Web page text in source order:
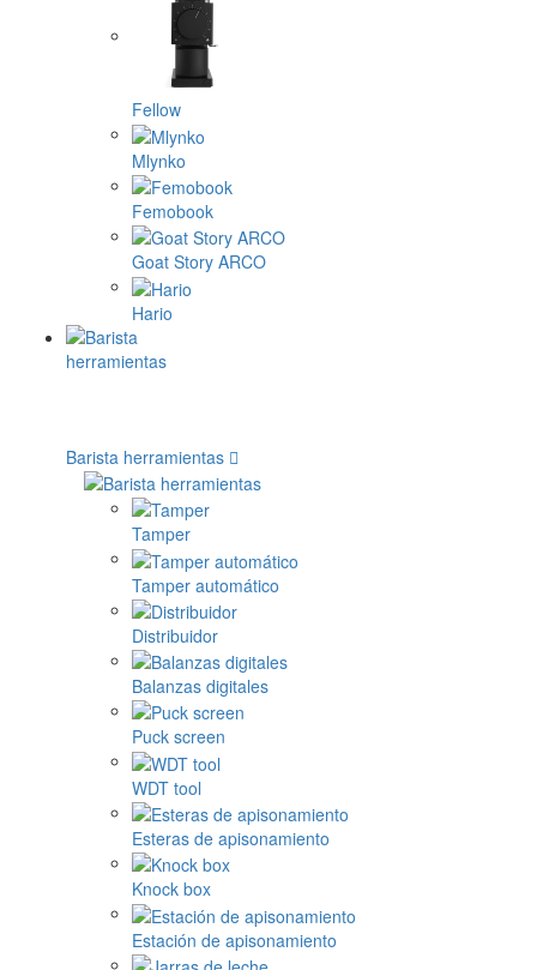
Fellow
Mlynko
Femobook
Goat Story ARCO
Hario
Barista herramientas
Tamper
Tamper automático
Distribuidor
Balanzas digitales
Puck screen
WDT tool
Esteras de apisonamiento
Knock box
Estación de apisonamiento